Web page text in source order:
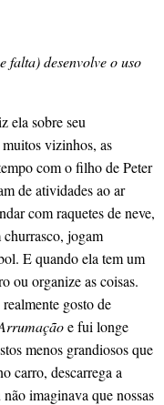
falta) desenvolve o uso
ela sobre seu
vizinhos, as
com o filho de Peter
de atividades ao ar
com raquetes de neve,
churrasco, jogam
E quando ela tem um
ou organize as coisas.
gosto de
e fui longe
menos grandiosos que
carro, descarrega a
imaginava que nossas